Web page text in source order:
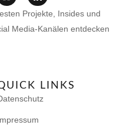
Projekte, Insides und
Media-Kanälen entdecken
LINKS